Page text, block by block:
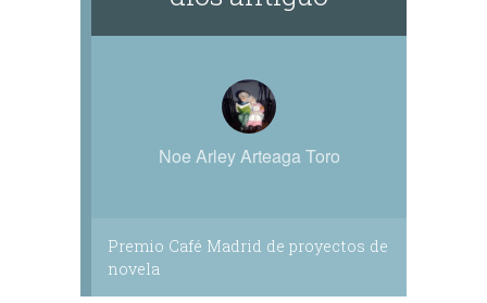
Noe Arley Arteaga Toro
Premio Café Madrid de proyectos de
novela